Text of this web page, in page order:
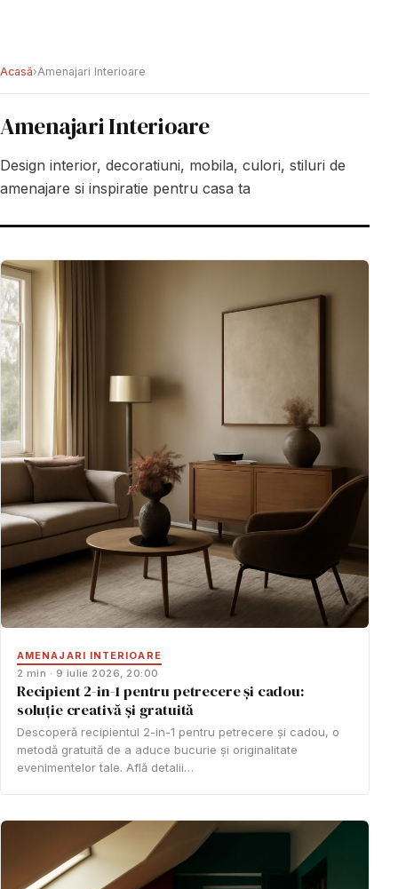
Acasă›Amenajari Interioare
Amenajari Interioare
Design interior, decoratiuni, mobila, culori, stiluri de
amenajare si inspiratie pentru casa ta
AMENAJARI INTERIOARE
2 min · 9 iulie 2026, 20:00
Recipient 2-in-1 pentru petrecere și cadou:
soluție creativă și gratuită
Descoperă recipientul 2-in-1 pentru petrecere și cadou, o
metodă gratuită de a aduce bucurie și originalitate
evenimentelor tale. Află detalii…